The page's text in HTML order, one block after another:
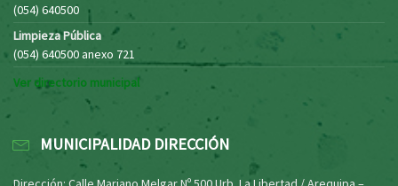
(054) 640500
Limpieza Pública
(054) 640500 anexo 721
Ver directorio municipal
MUNICIPALIDAD DIRECCIÓN